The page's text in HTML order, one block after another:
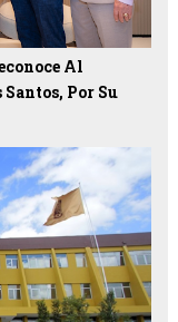
Al
Santos, Por Su